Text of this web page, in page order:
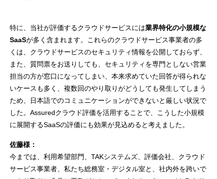
特に、当社が評価するクラウドサービスには業界特化の小規模な
SaaSが多く含まれます。これらのクラウドサービス事業者の多
くは、クラウドサービスのセキュリティ情報を公開しておらず、
また、質問票をお送りしても、セキュリティを専門としない営業
担当の方が窓口になってしまい、本来求めていた回答が得られな
いケースも多く、複数回のやり取りがどうしても発生してしまう
ため、日本語でのコミュニケーションができないと厳しい状況で
した。Assuredクラウド評価を活用することで、こうした小規模
に展開するSaaSの評価にも効果が見込めると考えました。
佐藤様：
今までは、利用希望部門、TAKシステムズ、評価会社、クラウド
サービス事業者、私たち総務室・デジタル室と、社内外を跨いで